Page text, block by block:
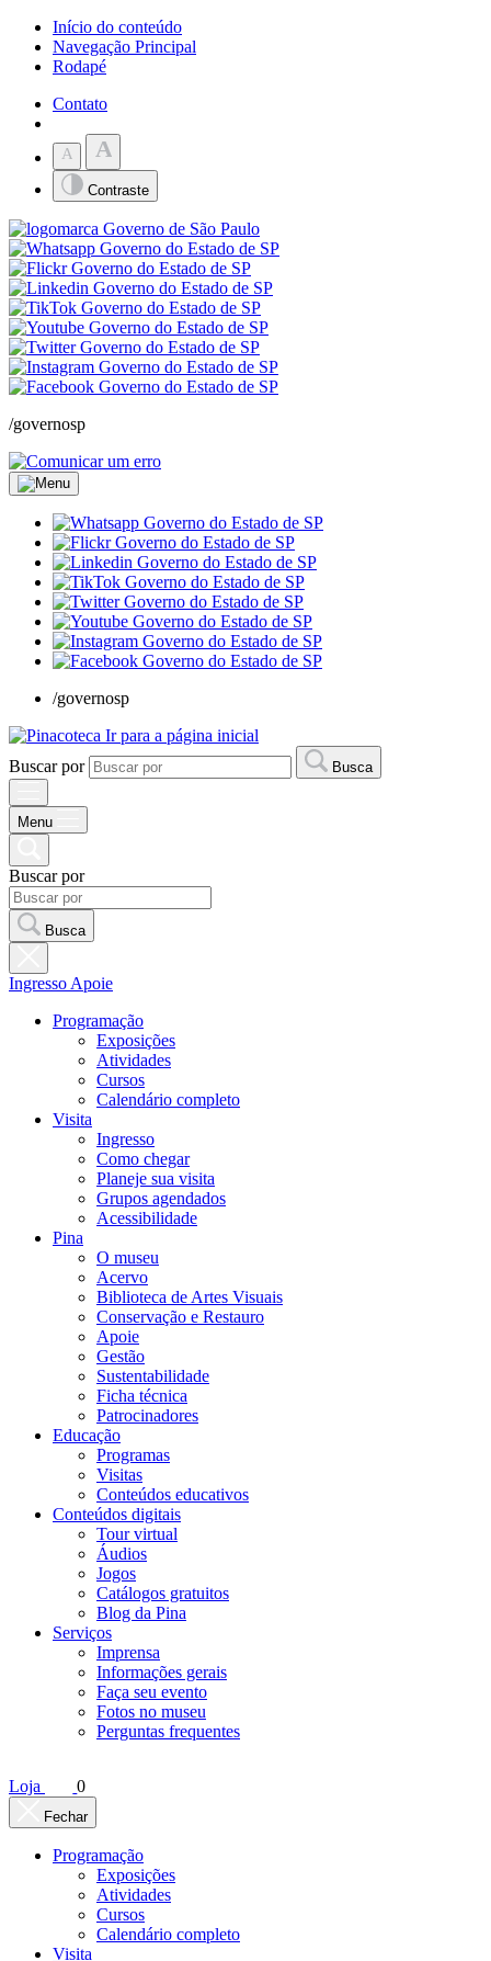
Início do conteúdo
Navegação Principal
Rodapé
Contato
A A
Contraste
/governosp
/governosp
Ir para a página inicial
Buscar por
Busca
Menu
Buscar por
Busca
Ingresso Apoie
Programação
Exposições
Atividades
Cursos
Calendário completo
Visita
Ingresso
Como chegar
Planeje sua visita
Grupos agendados
Acessibilidade
Pina
O museu
Acervo
Biblioteca de Artes Visuais
Conservação e Restauro
Apoie
Gestão
Sustentabilidade
Ficha técnica
Patrocinadores
Educação
Programas
Visitas
Conteúdos educativos​
Conteúdos digitais
Tour virtual
Áudios
Jogos
Catálogos gratuitos
Blog da Pina
Serviços
Imprensa
Informações gerais
Faça seu evento
Fotos no museu
Perguntas frequentes
Loja 0
Fechar
Programação
Exposições
Atividades
Cursos
Calendário completo
Visita